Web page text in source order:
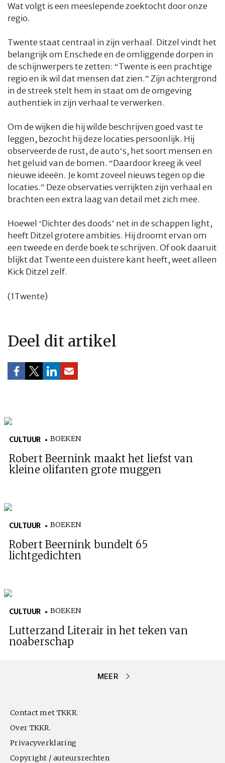
HOME COLUMNS WHAT'S NEW(S) ECONOMIE SPORT
CULTUUR RADIO
Wat volgt is een meeslepende zoektocht door onze
regio.
Twente staat centraal in zijn verhaal. Ditzel vindt het
belangrijk om Enschede en de omliggende dorpen in
de schijnwerpers te zetten: “Twente is een prachtige
regio en ik wil dat mensen dat zien.” Zijn achtergrond
in de streek stelt hem in staat om de omgeving
authentiek in zijn verhaal te verwerken.
Om de wijken die hij wilde beschrijven goed vast te
leggen, bezocht hij deze locaties persoonlijk. Hij
observeerde de rust, de auto’s, het soort mensen en
het geluid van de bomen. “Daardoor kreeg ik veel
nieuwe ideeën. Je komt zoveel nieuws tegen op die
locaties.” Deze observaties verrijkten zijn verhaal en
brachten een extra laag van detail met zich mee.
Hoewel ‘Dichter des doods’ net in de schappen light,
heeft Ditzel grotere ambities. Hij droomt ervan om
een tweede en derde boek te schrijven. Of ook daaruit
blijkt dat Twente een duistere kant heeft, weet alleen
Kick Ditzel zelf.
(1Twente)
Deel dit artikel
CULTUUR BOEKEN
Robert Beernink maakt het liefst van
kleine olifanten grote muggen
CULTUUR BOEKEN
Robert Beernink bundelt 65
lichtgedichten
CULTUUR BOEKEN
Lutterzand Literair in het teken van
noaberschap
MEER
Contact met TKKR.
Over TKKR.
Privacyverklaring
Copyright / auteursrechten